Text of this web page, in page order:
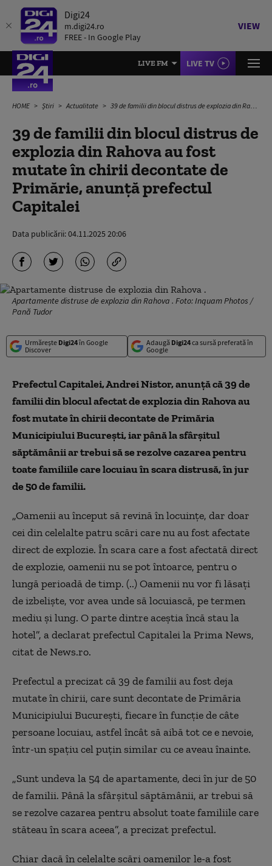
Digi24
m.digi24.ro
FREE - In Google Play
VIEW
LIVE FM LIVE TV
HOME Știri Actualitate 39 de familii din blocul distrus de explozia din Rahova au fost mutate în chirii decontate de Primărie, anunță prefectul Capitalei
39 de familii din blocul distrus de
explozia din Rahova au fost
mutate în chirii decontate de
Primărie, anunță prefectul
Capitalei
Data publicării:04.11.2025 20:06
Apartamente distruse de explozia din Rahova . Foto: Inquam Photos /
Pană Tudor
Urmărește Digi24în Google
Discover
Adaugă Digi24ca sursă preferată în
Google
Prefectul Capitalei, Andrei Nistor, anunță că 39 de
familii din blocul afectat de explozia din Rahova au
fost mutate în chirii decontate de Primăria
Municipiului Bucureşti, iar până la sfârşitul
săptămânii ar trebui să se rezolve cazarea pentru
toate familiile care locuiau în scara distrusă, în jur
de 50 de familii.
„Oamenii au început să revină în locuinţe, dar doar
cei din celelalte patru scări care nu au fost afectate
direct de explozie. În scara care a fost afectată direct
de explozie, oamenii nu se pot întoarce, pentru o
lungă perioadă de timp. (..) Oamenii nu vor fi lăsaţi
de izbelişte, vor avea unde să locuiască, pe termen
mediu şi lung. O parte dintre aceştia încă stau la
hotel”, a declarat prefectul Capitalei la Prima News,
citat de News.ro.
Prefectul a precizat că 39 de familii au fost deja
mutate în chirii, care sunt decontate de Primăria
Municipiului Bucureşti, fiecare în funcţie de câte
persoane locuiau, astfel încât să aibă tot ce e nevoie,
într-un spaţiu cel puţin similar cu ce aveau înainte.
„Sunt undeva la 54 de apartamente, deci în jur de 50
de familii. Până la sfârşitul săptămânii, ar trebui să
se rezolve cazarea pentru absolut toate familiile care
stăteau în scara aceea”, a precizat prefectul.
Chiar dacă în celelalte scări oamenilor le-a fost